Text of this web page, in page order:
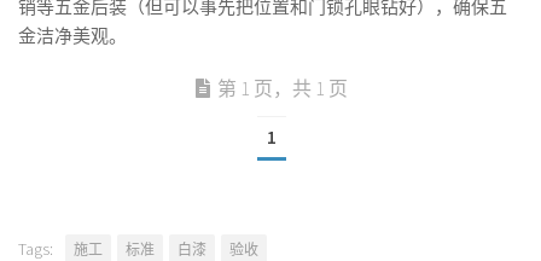
销等五金后装（但可以事先把位置和门锁孔眼钻好），确保五
金洁净美观。
第 1 页，共 1 页
1
Tags: 施工 标准 白漆 验收